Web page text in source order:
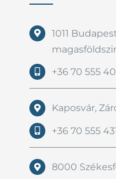
1011
+36 70 555
Kaposvár,
+36 70 555
8000